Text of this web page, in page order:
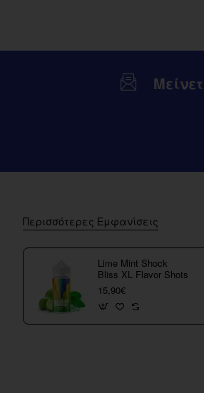
Περισσότερες Εμφανίσεις
Lime Mint Shock
Bliss XL Flavor Shots
15,90€